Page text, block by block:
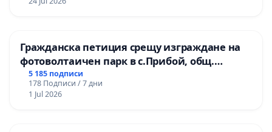
Гражданска петиция срещу изграждане на
фотоволтаичен парк в с.Прибой, общ.
Радомир
5 185 подписи
178 Подписи / 7 дни
1 Jul 2026